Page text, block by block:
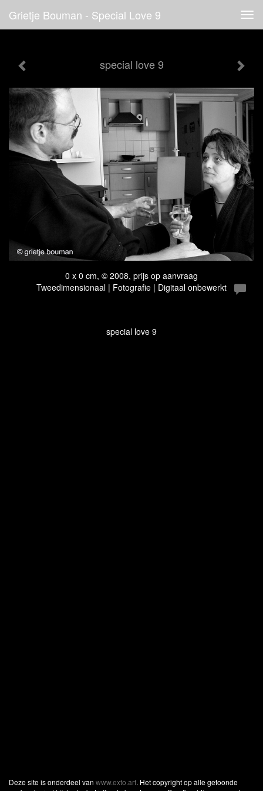
Grietje Bouman - Special Love 9
special love 9
0 x 0 cm, © 2008, prijs op aanvraag
Tweedimensionaal | Fotografie | Digitaal onbewerkt
special love 9
Deze site is onderdeel van www.exto.art. Het copyright op alle getoonde